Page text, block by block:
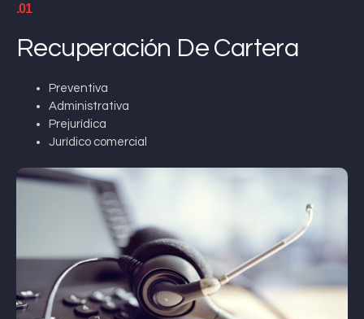
.01
Recuperación De Cartera
Preventiva
Administrativa
Prejurídica
Jurídico comercial